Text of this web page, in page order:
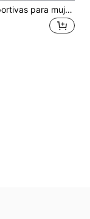
Zapatillas deportivas para mujer, nuevas llegadas para otoño 2025, color gris, para todas las estaciones, antideslizantes y transpirables